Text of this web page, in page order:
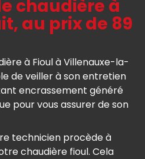
chaudière à
au prix de 89
à Fioul à Villenauxe-la-
de veiller à son entretien
encrassement généré
pour vous assurer de son
technicien procède à
chaudière fioul. Cela